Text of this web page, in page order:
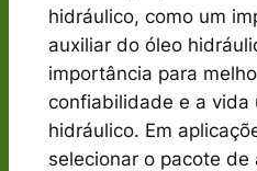
hidráulico, como um
auxiliar do óleo
importância para
confiabilidade e a vida
hidráulico. Em
selecionar o pacote